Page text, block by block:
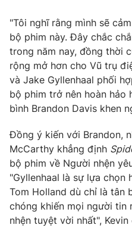
VTV4
VTV9
Liên hệ tòa soạn
THỜI BÁO VTV
Theo dõi báo trên
"Tôi nghĩ rằng mình sẽ
bộ phim này. Đây chắc
trong năm nay, đồng thời
rộng mở hơn cho Vũ trụ
và Jake Gyllenhaal phối
bộ phim trở nên hoàn hảo
bình Brandon Davis khen
Đồng ý kiến với Brandon,
McCarthy khẳng định
bộ phim về Người nhện
"Gyllenhaal là sự lựa chọn
Tom Holland dù chỉ là tân
chóng khiến mọi người tin
nhện tuyệt vời nhất",